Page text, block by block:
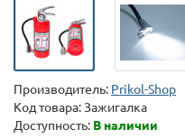
Производитель: Prikol-Shop
Код товара:Зажигалка
Доступность: В наличии